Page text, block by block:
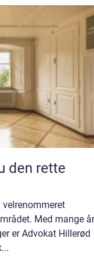
Med mange
er Advokat Hillerød